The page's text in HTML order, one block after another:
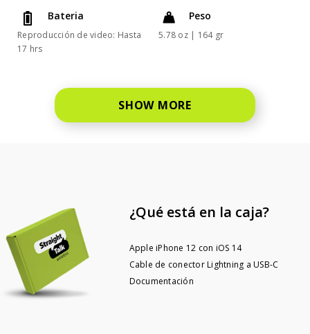
Bateria
Reproducción de video: Hasta
17 hrs
Peso
5.78 oz | 164 gr
SHOW MORE
¿Qué está en la caja?
Apple iPhone 12 con iOS 14
Cable de conector Lightning a USB-C
Documentación